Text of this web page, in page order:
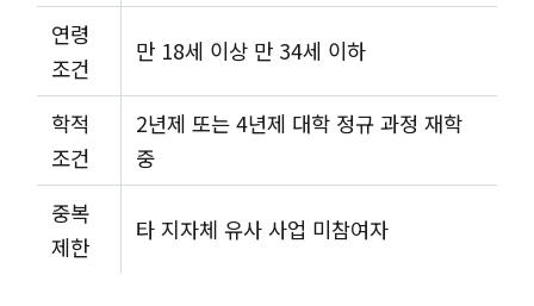
연령
조건
만 18세 이상 만 34세 이하
학적
조건
2년제 또는 4년제 대학 정규 과정 재학
중
중복
제한
타 지자체 유사 사업 미참여자